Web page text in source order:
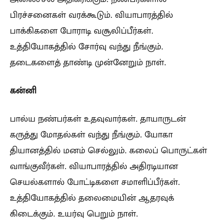
பிரச்சனைகள் வரக்கூடும். வியாபாரத்தில்
பாக்கிகளை போராடி வசூலிப்பீர்கள்.
உத்தியோகத்தில் சோர்வு வந்து நீங்கும்.
தடைகளைத் தாண்டி முன்னேறும் நாள்.
கன்னி
பால்ய நண்பர்கள் உதவுவார்கள். தாயாருடன்
கருத்து மோதல்கள் வந்து நீங்கும். யோகா
தியானத்தில் மனம் செல்லும். கலைப் பொருட்கள்
வாங்குவீர்கள். வியாபாரத்தில் அதிரடியான
செயல்களால் போட்டிகளை சமாளிப்பீர்கள்.
உத்தியோகத்தில் தலைமையின் ஆதரவுக்
கிடைக்கும். உயர்வு பெறும் நாள்.